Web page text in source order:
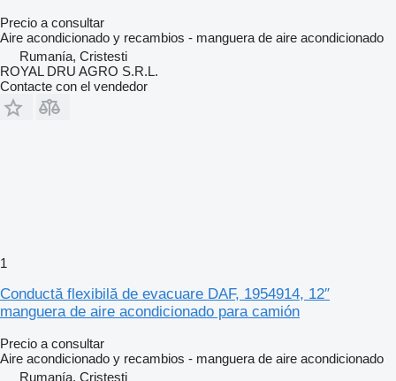
Precio a consultar
Aire acondicionado y recambios - manguera de aire acondicionado
Rumanía, Cristesti
ROYAL DRU AGRO S.R.L.
Contacte con el vendedor
1
Conductă flexibilă de evacuare DAF, 1954914, 12″
manguera de aire acondicionado para camión
Precio a consultar
Aire acondicionado y recambios - manguera de aire acondicionado
Rumanía, Cristesti